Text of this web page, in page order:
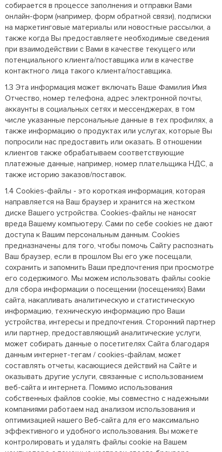
собирается в процессе заполнения и отправки Вами
онлайн-форм (например, форм обратной связи), подписки
на маркетинговые материалы или новостные рассылки, а
также когда Вы предоставляете необходимые сведения
при взаимодействии с Вами в качестве текущего или
потенциального клиента/поставщика или в качестве
контактного лица такого клиента/поставщика.
1.3 Эта информация может включать Ваше Фамилия Имя
Отчество, номер телефона, адрес электронной почты,
аккаунты в социальных сетях и мессенджерах, в том
числе указанные персональные данные в тех профилях, а
также информацию о продуктах или услугах, которые Вы
попросили нас предоставить или оказать. В отношении
клиентов также обрабатываем соответствующие
платежные данные, например, номер плательщика НДС, а
также историю заказов/поставок.
1.4 Cookies-файлы - это короткая информация, которая
направляется на Ваш браузер и хранится на жестком
диске Вашего устройства. Cookies-файлы не наносят
вреда Вашему компьютеру. Сами по себе cookies не дают
доступа к Вашим персональным данным. Cookies
предназначены для того, чтобы помочь Сайту распознать
Ваш браузер, если в прошлом Вы его уже посещали,
сохранить и запомнить Ваши предпочтения при просмотре
его содержимого. Мы можем использовать файлы cookie
для сбора информации о посещении (посещениях) Вами
сайта, накапливать аналитическую и статистическую
информацию, техническую информацию про Ваши
устройства, интересы и предпочтения. Сторонний партнер
или партнер, предоставляющий аналитические услуги,
может собирать данные о посетителях Сайта благодаря
данным интернет-тегам / cookies-файлам, может
составлять отчеты, касающиеся действий на Сайте и
оказывать другие услуги, связанные с использованием
веб-сайта и интернета. Помимо использования
собственных файлов cookie, мы совместно с надежными
компаниями работаем над анализом использования и
оптимизацией нашего Веб-сайта для его максимально
эффективного и удобного использования. Вы можете
контролировать и удалять файлы cookie на Вашем